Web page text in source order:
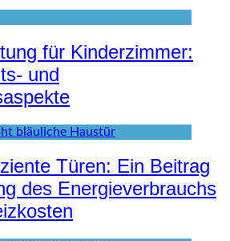
für Kinderzimmer:
und
Türen: Ein Beitrag
des Energieverbrauchs